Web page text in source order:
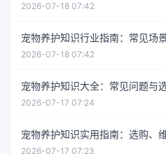
2026-07-18 07:42
宠物养护知识行业指南：常见场
2026-07-18 07:42
宠物养护知识大全：常见问题与
2026-07-17 07:24
宠物养护知识实用指南：选购、
2026-07-17 07:23